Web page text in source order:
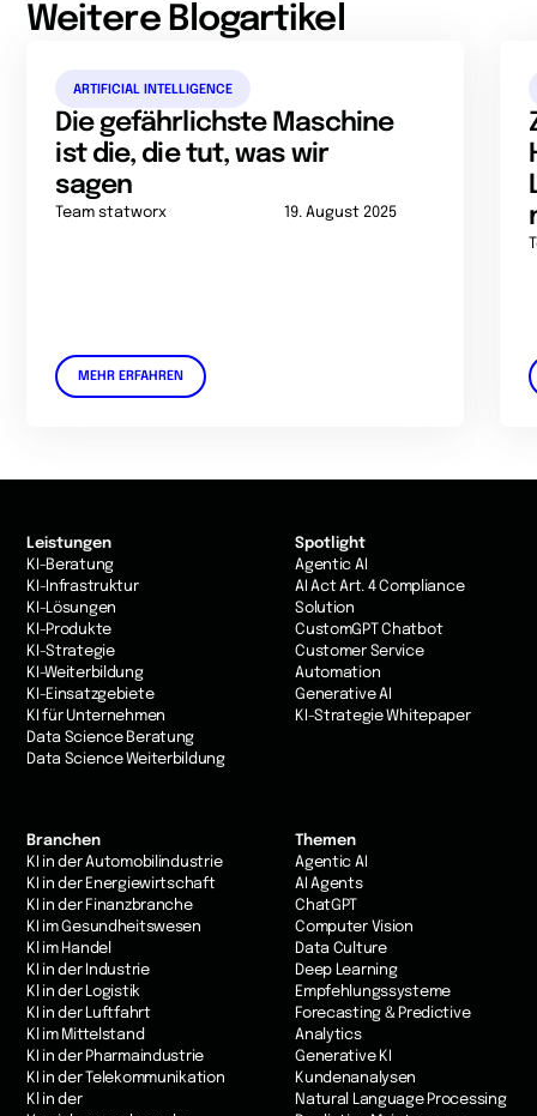
Weitere Blogartikel
ARTIFICIAL INTELLIGENCE
Die gefährlichste Maschine
ist die, die tut, was wir
sagen
Team statworx 19. August 2025
MEHR ERFAHREN
Leistungen
KI-Beratung
KI-Infrastruktur
KI-Lösungen
KI-Produkte
KI-Strategie
KI-Weiterbildung
KI-Einsatzgebiete
KI für Unternehmen
Data Science Beratung
Data Science Weiterbildung
Branchen
KI in der Automobilindustrie
KI in der Energiewirtschaft
KI in der Finanzbranche
KI im Gesundheitswesen
Kl im Handel
KI in der Industrie
Kl in der Logistik
KI in der Luftfahrt
Kl im Mittelstand
KI in der Pharmaindustrie
KI in der Telekommunikation
Kl in der
Themen
Agentic AI
AI Agents
ChatGPT
Computer Vision
Data Culture
Deep Learning
Empfehlungssysteme
Forecasting & Predictive
Analytics
Generative KI
Kundenanalysen
Natural Language Processing
Spotlight
Agentic AI
AI Act Art. 4 Compliance
Solution
CustomGPT Chatbot
Customer Service
Automation
Generative AI
KI-Strategie Whitepaper